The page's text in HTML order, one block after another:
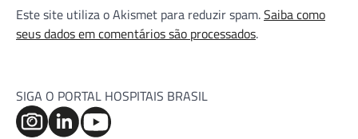
Este site utiliza o Akismet para reduzir spam.Saiba como
seus dados em comentários são processados.
SIGA O PORTAL HOSPITAIS BRASIL